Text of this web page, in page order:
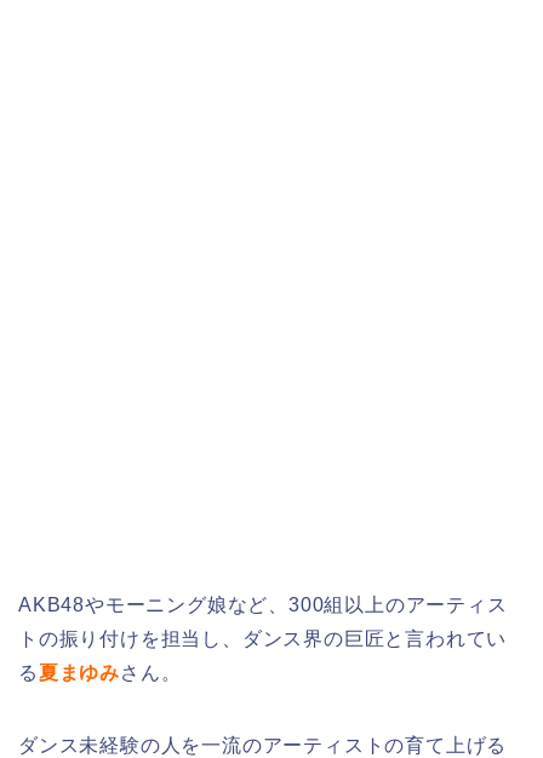
AKB48やモーニング娘など、300組以上のアーティス
トの振り付けを担当し、ダンス界の巨匠と言われてい
る夏まゆみさん。
ダンス未経験の人を一流のアーティストの育て上げる